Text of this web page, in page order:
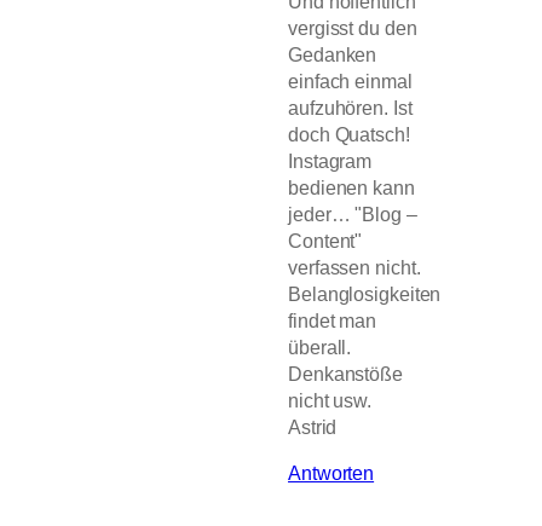
vergisst du den
Gedanken
einfach einmal
aufzuhören. Ist
doch Quatsch!
Instagram
bedienen kann
jeder… "Blog –
Content"
verfassen nicht.
Belanglosigkeiten
findet man
überall.
Denkanstöße
nicht usw.
Astrid
Antworten